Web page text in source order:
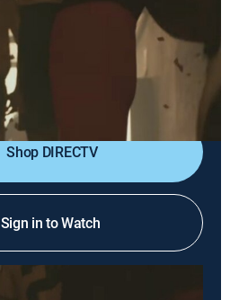
de la selección ecuatoriana
al mundial a finales del
la vida de Jaime Iván
Shop DIRECTV
Sign in to Watch